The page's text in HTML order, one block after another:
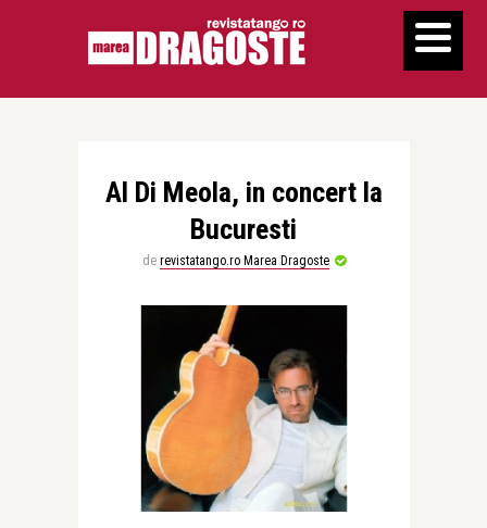
Al Di Meola, in concert la
Bucuresti
de revistatango.ro Marea Dragoste